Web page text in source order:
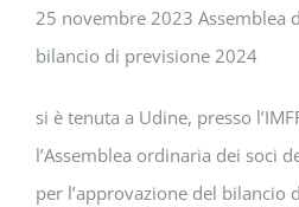
25 novembre 2023 Assemblea
bilancio di previsione 2024
si è tenuta a Udine, presso
l’Assemblea ordinaria dei soci
per l’approvazione del bilancio